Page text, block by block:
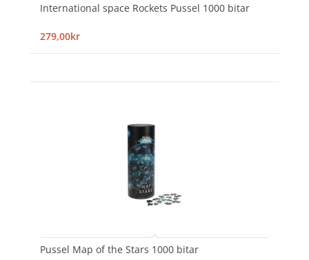
International space Rockets Pussel 1000 bitar
279,00kr
Pussel Map of the Stars 1000 bitar